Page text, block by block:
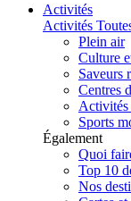
Activités
Activités
Plein air
Culture
Saveurs
Centres
Activités
Sports
Également
Quoi
Top 10
Nos